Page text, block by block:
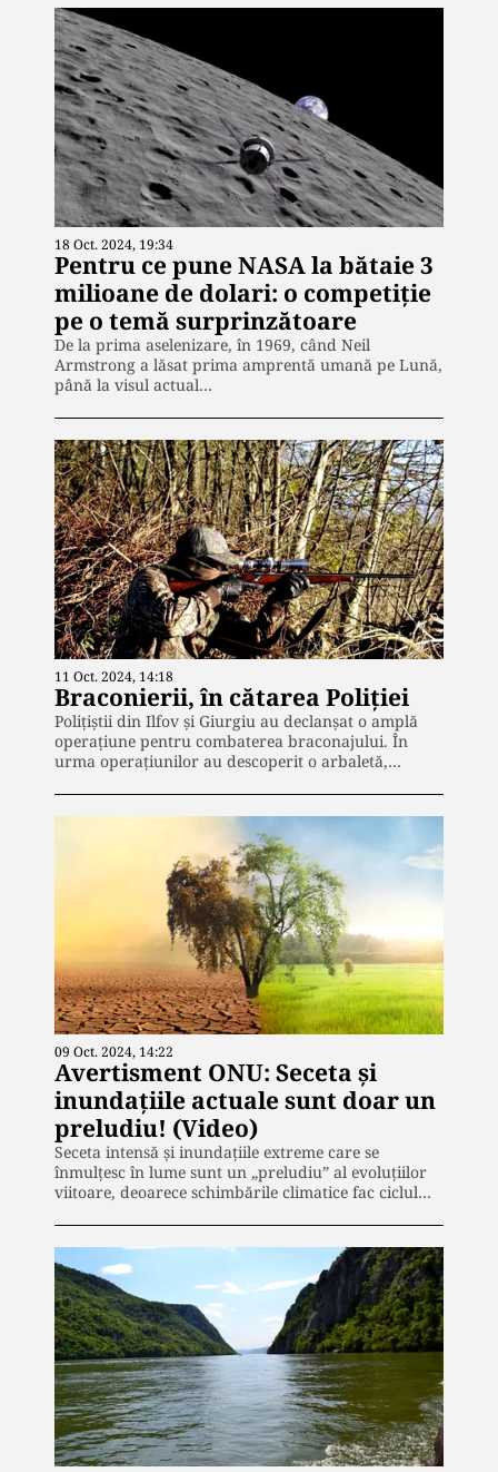
18 Oct. 2024, 19:34
Pentru ce pune NASA la bătaie 3
milioane de dolari: o competiție
pe o temă surprinzătoare
De la prima aselenizare, în 1969, când Neil
Armstrong a lăsat prima amprentă umană pe Lună,
până la visul actual…
11 Oct. 2024, 14:18
Braconierii, în cătarea Poliției
Polițiștii din Ilfov și Giurgiu au declanșat o amplă
operațiune pentru combaterea braconajului. În
urma operațiunilor au descoperit o arbaletă,…
09 Oct. 2024, 14:22
Avertisment ONU: Seceta și
inundațiile actuale sunt doar un
preludiu! (Video)
Seceta intensă şi inundaţiile extreme care se
înmulţesc în lume sunt un „preludiu” al evoluţiilor
viitoare, deoarece schimbările climatice fac ciclul…